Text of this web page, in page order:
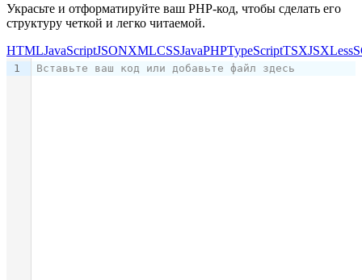
Украсьте и отформатируйте ваш PHP-код, чтобы сделать его
структуру четкой и легко читаемой.
HTMLJavaScriptJSONXMLCSSJavaPHPTypeScriptTSXJSXLess
1 Вставьте ваш код или добавьте файл здесь